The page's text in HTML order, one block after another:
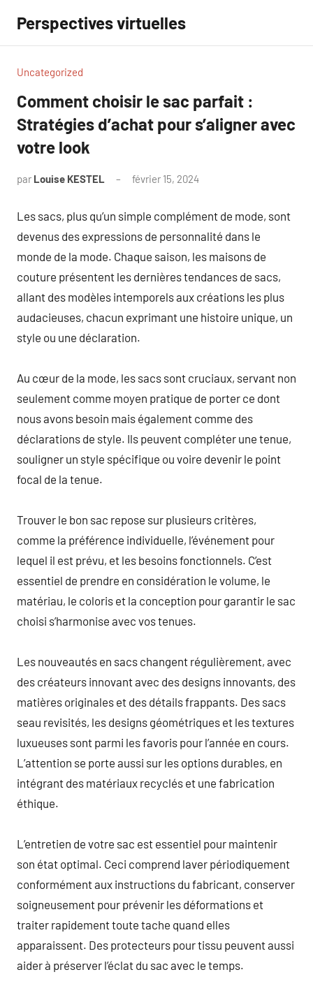
contenu
Perspectives virtuelles
Uncategorized
Comment choisir le sac parfait :
Stratégies d’achat pour s’aligner avec
votre look
par Louise KESTEL février 15, 2024
Les sacs, plus qu’un simple complément de mode, sont
devenus des expressions de personnalité dans le
monde de la mode. Chaque saison, les maisons de
couture présentent les dernières tendances de sacs,
allant des modèles intemporels aux créations les plus
audacieuses, chacun exprimant une histoire unique, un
style ou une déclaration.
Au cœur de la mode, les sacs sont cruciaux, servant non
seulement comme moyen pratique de porter ce dont
nous avons besoin mais également comme des
déclarations de style. Ils peuvent compléter une tenue,
souligner un style spécifique ou voire devenir le point
focal de la tenue.
Trouver le bon sac repose sur plusieurs critères,
comme la préférence individuelle, l’événement pour
lequel il est prévu, et les besoins fonctionnels. C’est
essentiel de prendre en considération le volume, le
matériau, le coloris et la conception pour garantir le sac
choisi s’harmonise avec vos tenues.
Les nouveautés en sacs changent régulièrement, avec
des créateurs innovant avec des designs innovants, des
matières originales et des détails frappants. Des sacs
seau revisités, les designs géométriques et les textures
luxueuses sont parmi les favoris pour l’année en cours.
L’attention se porte aussi sur les options durables, en
intégrant des matériaux recyclés et une fabrication
éthique.
L’entretien de votre sac est essentiel pour maintenir
son état optimal. Ceci comprend laver périodiquement
conformément aux instructions du fabricant, conserver
soigneusement pour prévenir les déformations et
traiter rapidement toute tache quand elles
apparaissent. Des protecteurs pour tissu peuvent aussi
aider à préserver l’éclat du sac avec le temps.